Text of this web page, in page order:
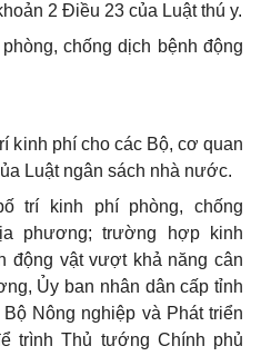
2 Điều 23 của Luật thú y.
chống dịch bệnh động
kinh phí cho các Bộ, cơ quan
Luật ngân sách nhà nước.
trí kinh phí phòng,chống
phương; trường hợp kinh
động vậtvượt khả năng cân
Ủy ban nhân dân cấp tỉnh
Nông nghiệp và Phát triển
trình Thủ tướng Chính phủ